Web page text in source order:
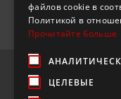
файлов cookie в
Политикой в
Прочитайте больше
ЦЕЛЕВЫЕ